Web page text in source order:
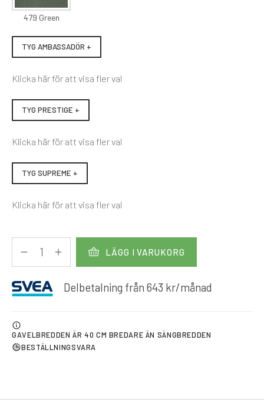
479 Green
TYG AMBASSADÖR +
Klicka här för att visa fler val
TYG PRESTIGE +
Klicka här för att visa fler val
TYG SUPREME +
Klicka här för att visa fler val
LÄGG I VARUKORG
Delbetalning från 643 kr/månad
GAVELBREDDEN ÄR 40 CM BREDARE ÄN SÄNGBREDDEN
BESTÄLLNINGSVARA